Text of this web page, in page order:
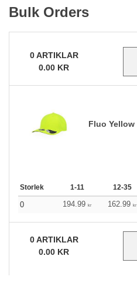
Bulk Orders
0ARTIKLAR
0.00 KR
Fluo Yellow
Storlek 1-11 12-35
0 194.99 kr 162.99 kr
0ARTIKLAR
0.00 KR